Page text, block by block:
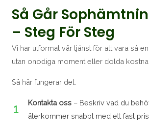
Så Går
– Steg För Steg
Vi har utformat vår tjänst för att vara så
utan onödiga moment eller dolda
Så här fungerar det:
Kontakta oss – Beskriv vad du
återkommer snabbt med ett fast pris.